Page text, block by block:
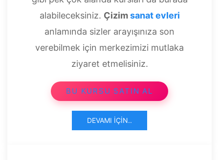
alabileceksiniz. Çizimsanat evleri
anlamında sizler arayışınıza son
verebilmek için merkezimizi mutlaka
ziyaret etmelisiniz.
BU KURSU SATIN AL
DEVAMI İÇIN..